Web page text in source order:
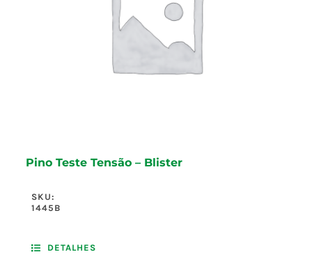
Pino Teste Tensão – Blister
SKU:
1445B
DETALHES